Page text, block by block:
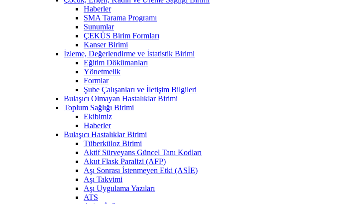
Haberler
SMA Tarama Programı
Sunumlar
ÇEKÜS Birim Formları
Kanser Birimi
İzleme, Değerlendirme ve İstatistik Birimi
Eğitim Dökümanları
Yönetmelik
Formlar
Şube Çalışanları ve İletişim Bilgileri
Bulaşıcı Olmayan Hastalıklar Birimi
Toplum Sağlığı Birimi
Ekibimiz
Haberler
Bulaşıcı Hastalıklar Birimi
Tüberküloz Birimi
Aktif Sürveyans Güncel Tanı Kodları
Akut Flask Paralizi (AFP)
Aşı Sonrası İstenmeyen Etki (ASİE)
Aşı Takvimi
Aşı Uygulama Yazıları
ATS